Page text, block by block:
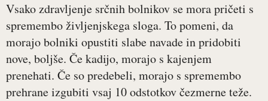
Vsako zdravljenje srčnih bolnikov se mora pričeti s
spremembo življenjskega sloga. To pomeni, da
morajo bolniki opustiti slabe navade in pridobiti
nove, boljše. Če kadijo, morajo s kajenjem
prenehati. Če so predebeli, morajo s spremembo
prehrane izgubiti vsaj 10 odstotkov čezmerne teže.